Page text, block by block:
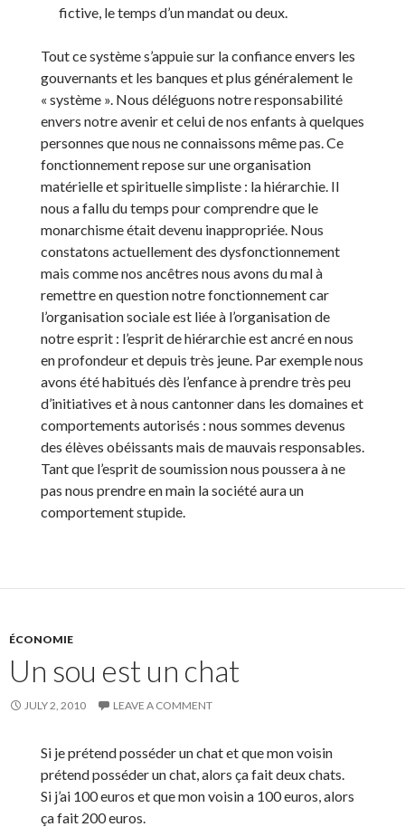
fictive, le temps d’un mandat ou deux.
Tout ce système s’appuie sur la confiance envers les
gouvernants et les banques et plus généralement le
« système ». Nous déléguons notre responsabilité
envers notre avenir et celui de nos enfants à quelques
personnes que nous ne connaissons même pas. Ce
fonctionnement repose sur une organisation
matérielle et spirituelle simpliste : la hiérarchie. Il
nous a fallu du temps pour comprendre que le
monarchisme était devenu inappropriée. Nous
constatons actuellement des dysfonctionnement
mais comme nos ancêtres nous avons du mal à
remettre en question notre fonctionnement car
l’organisation sociale est liée à l’organisation de
notre esprit : l’esprit de hiérarchie est ancré en nous
en profondeur et depuis très jeune. Par exemple nous
avons été habitués dès l’enfance à prendre très peu
d’initiatives et à nous cantonner dans les domaines et
comportements autorisés : nous sommes devenus
des élèves obéissants mais de mauvais responsables.
Tant que l’esprit de soumission nous poussera à ne
pas nous prendre en main la société aura un
comportement stupide.
ÉCONOMIE
Un sou est un chat
JULY 2, 2010 LEAVE A COMMENT
Si je prétend posséder un chat et que mon voisin
prétend posséder un chat, alors ça fait deux chats.
Si j’ai 100 euros et que mon voisin a 100 euros, alors
ça fait 200 euros.